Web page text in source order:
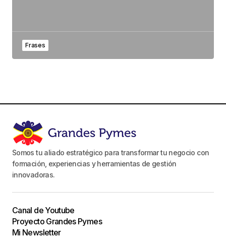
Frases
Somos tu aliado estratégico para transformar tu negocio con
formación, experiencias y herramientas de gestión
innovadoras.
Canal de Youtube
Proyecto Grandes Pymes
Mi Newsletter